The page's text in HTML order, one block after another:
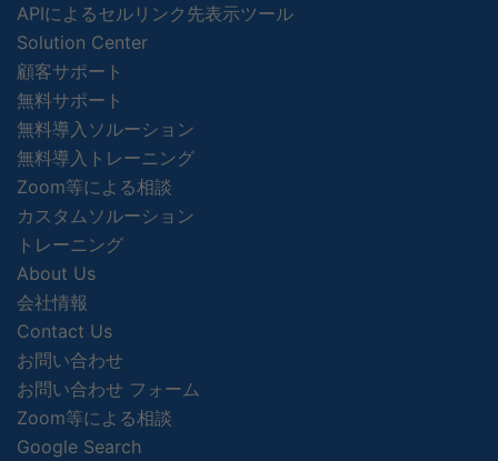
APIによるセルリンク先表示ツール
Solution Center
顧客サポート
無料サポート
無料導入ソルーション
無料導入トレーニング
Zoom等による相談
カスタムソルーション
トレーニング
About Us
会社情報
Contact Us
お問い合わせ
お問い合わせ フォーム
Zoom等による相談
Google Search